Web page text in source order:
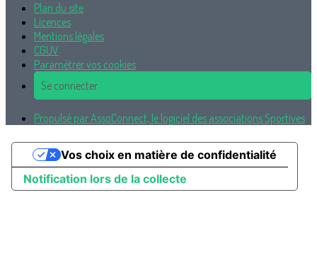
Plan du site
Licences
Mentions légales
CGUV
Paramétrer vos cookies
Se connecter
Propulsé par AssoConnect, le logiciel des associations Sportives
Notification lors de la collecte
Vos choix en matière de confidentialité